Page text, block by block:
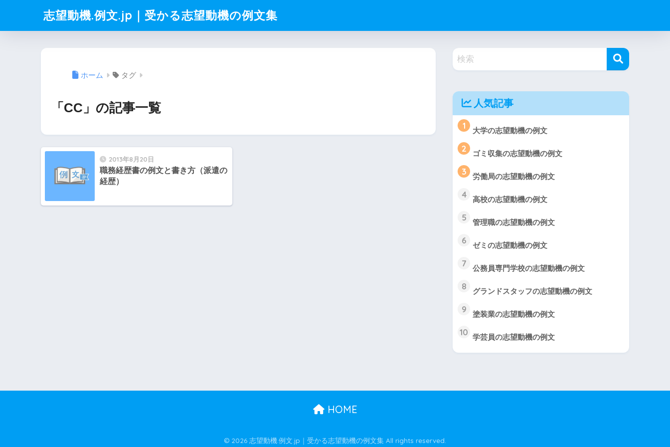
志望動機.例文.jp｜受かる志望動機の例文集
ホーム タグ
「CC」の記事一覧
2013年8月20日
職務経歴書の例文と書き方（派遣の
経歴）
人気記事
1 大学の志望動機の例文
2 ゴミ収集の志望動機の例文
3 労働局の志望動機の例文
4 高校の志望動機の例文
5 管理職の志望動機の例文
6 ゼミの志望動機の例文
7 公務員専門学校の志望動機の例文
8 グランドスタッフの志望動機の例文
9 塗装業の志望動機の例文
10 学芸員の志望動機の例文
HOME
© 2026 志望動機.例文.jp｜受かる志望動機の例文集 All rights reserved.